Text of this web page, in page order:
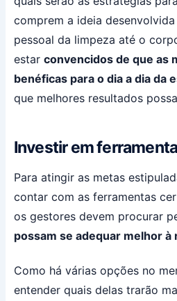
comprem a ideia
pessoal da limpeza até o
estar convencidos de que as
benéficas para o dia a dia da
que melhores resultados
Investir em
Para atingir as metas
contar com as ferramentas
os gestores devem procurar
possam se adequar melhor à
Como há várias opções no
entender quais delas trarão